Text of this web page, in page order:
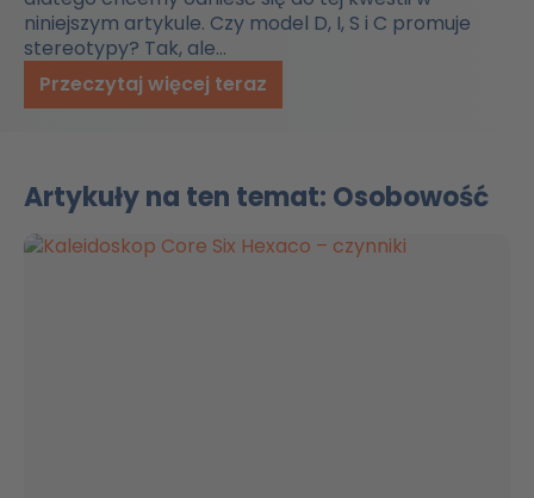
niniejszym artykule. Czy model D, I, S i C promuje
stereotypy? Tak, ale…
Przeczytaj więcej teraz
Artykuły na ten temat: Osobowość